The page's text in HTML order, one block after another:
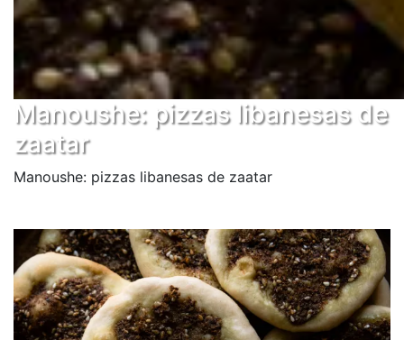
Manoushe: pizzas libanesas de
zaatar
Manoushe: pizzas libanesas de zaatar